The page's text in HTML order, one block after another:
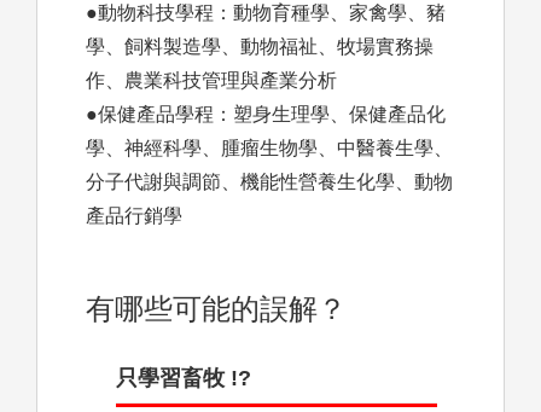
●動物科技學程：動物育種學、家禽學、豬
學、飼料製造學、動物福祉、牧場實務操
作、農業科技管理與產業分析
●保健產品學程：塑身生理學、保健產品化
學、神經科學、腫瘤生物學、中醫養生學、
分子代謝與調節、機能性營養生化學、動物
產品行銷學
有哪些可能的誤解？
只學習畜牧 !?